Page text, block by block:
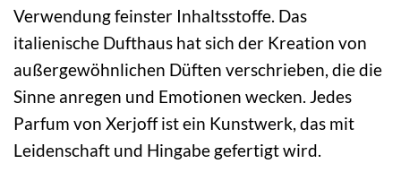
Verwendung feinster Inhaltsstoffe. Das
italienische Dufthaus hat sich der Kreation von
außergewöhnlichen Düften verschrieben, die die
Sinne anregen und Emotionen wecken. Jedes
Parfum von Xerjoff ist ein Kunstwerk, das mit
Leidenschaft und Hingabe gefertigt wird.